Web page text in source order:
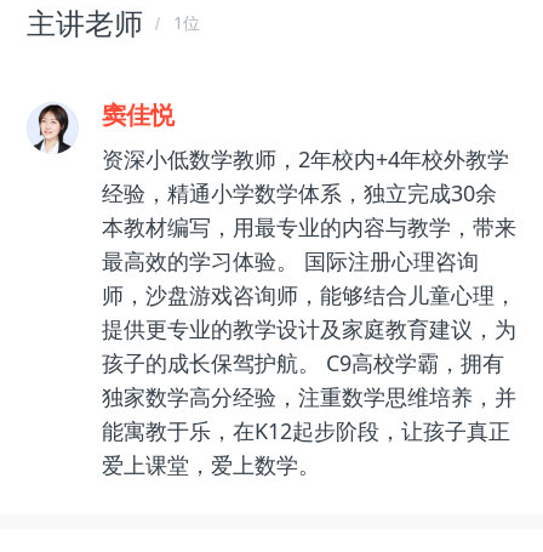
主讲老师 1位
窦佳悦
资深小低数学教师，2年校内+4年校外教学
经验，精通小学数学体系，独立完成30余
本教材编写，用最专业的内容与教学，带来
最高效的学习体验。 国际注册心理咨询
师，沙盘游戏咨询师，能够结合儿童心理，
提供更专业的教学设计及家庭教育建议，为
孩子的成长保驾护航。 C9高校学霸，拥有
独家数学高分经验，注重数学思维培养，并
能寓教于乐，在K12起步阶段，让孩子真正
爱上课堂，爱上数学。